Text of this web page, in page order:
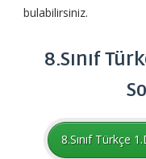
bulabilirsiniz.
8.Sınıf
8.Sınıf Türkçe